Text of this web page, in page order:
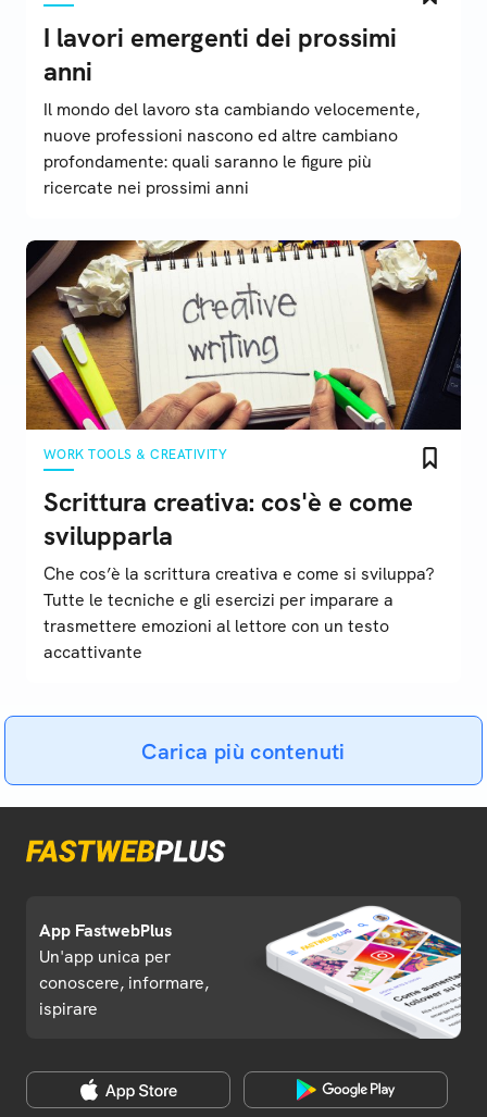
I lavori emergenti dei prossimi
anni
Il mondo del lavoro sta cambiando velocemente,
nuove professioni nascono ed altre cambiano
profondamente: quali saranno le figure più
ricercate nei prossimi anni
WORK TOOLS & CREATIVITY
Scrittura creativa: cos'è e come
svilupparla
Che cos’è la scrittura creativa e come si sviluppa?
Tutte le tecniche e gli esercizi per imparare a
trasmettere emozioni al lettore con un testo
accattivante
Carica più contenuti
App FastwebPlus
Un'app unica per
conoscere, informare,
ispirare